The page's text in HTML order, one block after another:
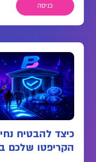
כניסה
כיצד להבטיח
הקריפטו שלכם